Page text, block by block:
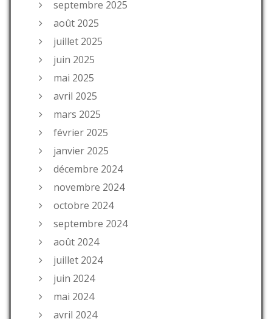
septembre 2025
août 2025
juillet 2025
juin 2025
mai 2025
avril 2025
mars 2025
février 2025
janvier 2025
décembre 2024
novembre 2024
octobre 2024
septembre 2024
août 2024
juillet 2024
juin 2024
mai 2024
avril 2024